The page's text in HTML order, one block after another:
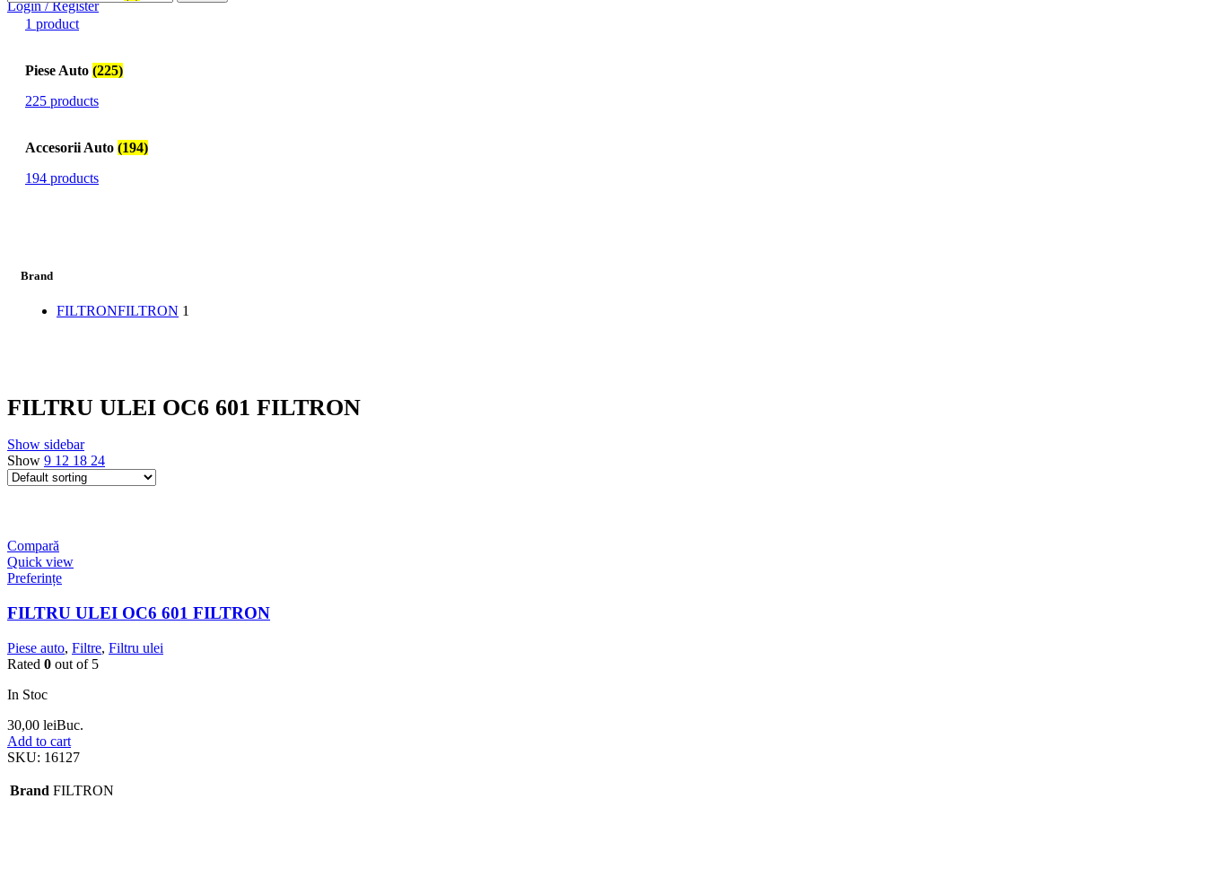
Login / Register
1 product
Piese Auto (225)
225 products
Accesorii Auto (194)
194 products
Brand
FILTRONFILTRON 1
FILTRU ULEI OC6 601 FILTRON
Show sidebar
Show 9 12 18 24
Compară
Quick view
Preferințe
FILTRU ULEI OC6 601 FILTRON
Piese auto, Filtre, Filtru ulei
Rated 0 out of 5
In Stoc
30,00 leiBuc.
Add to cart
SKU: 16127
Brand FILTRON